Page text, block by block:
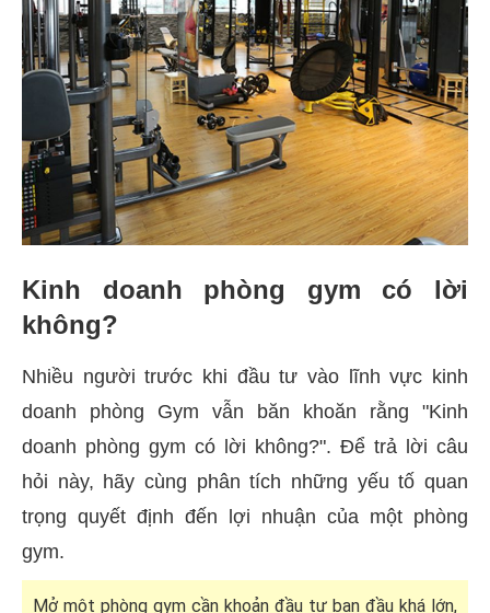
Kinh doanh phòng gym có lời
không?
Nhiều người trước khi đầu tư vào lĩnh vực kinh
doanh phòng Gym vẫn băn khoăn rằng "Kinh
doanh phòng gym có lời không?". Để trả lời câu
hỏi này, hãy cùng phân tích những yếu tố quan
trọng quyết định đến lợi nhuận của một phòng
gym.
Mở một phòng gym cần khoản đầu tư ban đầu khá lớn,